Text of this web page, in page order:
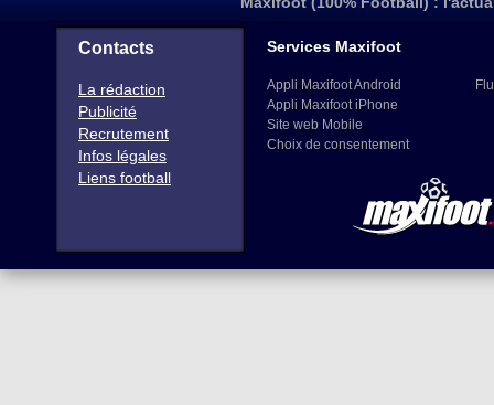
Contacts
La rédaction
Publicité
Recrutement
Infos légales
Liens football
Services Maxifoot
Appli Maxifoot Android
Appli Maxifoot iPhone
Site web Mobile
Choix de consentement